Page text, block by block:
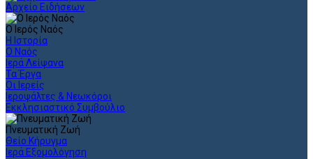
Αρχείο Ειδήσεων
Ο Ιερός Ναός
Η Ιστορία
Ο Ναός
Ιερά Λείψανα
Τα Έργα
Οι Ιερείς
Ιεροψάλτες & Νεωκόροι
Εκκλησιαστικό Συμβούλιο
Πνευματική Ζωή
Θείο Κήρυγμα
Ιερά Εξομολόγηση